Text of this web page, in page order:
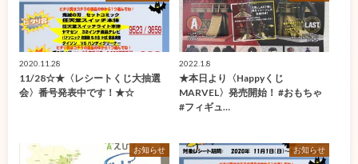
2020.11.28
11/28☆★〈レシートくじ大抽選
会〉番号発表中です！★☆
2022.1.8
★本日より〈Happyくじ
MARVEL〉発売開始！ #おもちゃ
#フィギュ…
お知らせ お知らせ